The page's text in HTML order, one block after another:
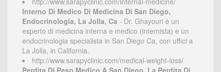
Interno Di Medico Di Medicina Di San Diego,
Endocrinologia, La Jolla, Ca - Dr. Ghayouri è un
esperto di medicina interna e medico (internista) e un
endocrinologia specialista in San Diego Ca, con uffici a
La Jolla, in California.
http://www.sarapyclinic.com/medical-weight-loss/
Perdita Di Peso Medico A San Diego, La Perdita Di